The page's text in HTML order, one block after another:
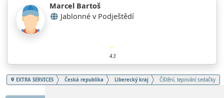
Marcel Bartoš
Jablonné v Podještědí
4.3
EXTRA SERVICES Česká republika Liberecký kraj Čištění, tepování sedačky